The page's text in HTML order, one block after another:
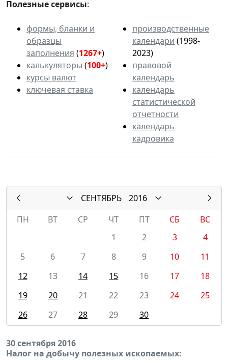
Полезные сервисы:
формы, бланки и
образцы
заполнения (1267+)
калькуляторы (100+)
курсы валют
ключевая ставка
производственные
календари (1998-
2023)
правовой
календарь
календарь
статистической
отчетности
календарь
кадровика
СЕНТЯБРЬ
2016
ПН
ВТ СР ЧТ ПТ СБ
ВС
1
2 3
4
5
6 7 8 9 10
11
12
13 14 15 16 17
18
19
20 21 22 23 24
25
26
27 28 29 30
30 сентября 2016
Налог на добычу полезных ископаемых: